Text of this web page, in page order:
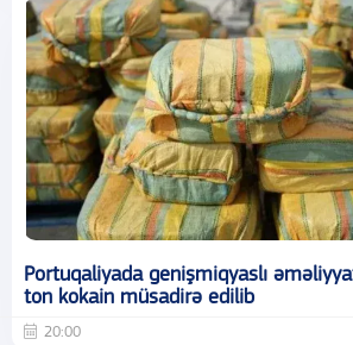
Portuqaliyada genişmiqyaslı
ton kokain müsadirə edilib
20:00